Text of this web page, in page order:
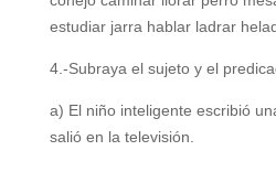
estudiar jarra hablar ladrar
4.-Subraya el sujeto y el
a) El niño inteligente escribió
salió en la televisión.